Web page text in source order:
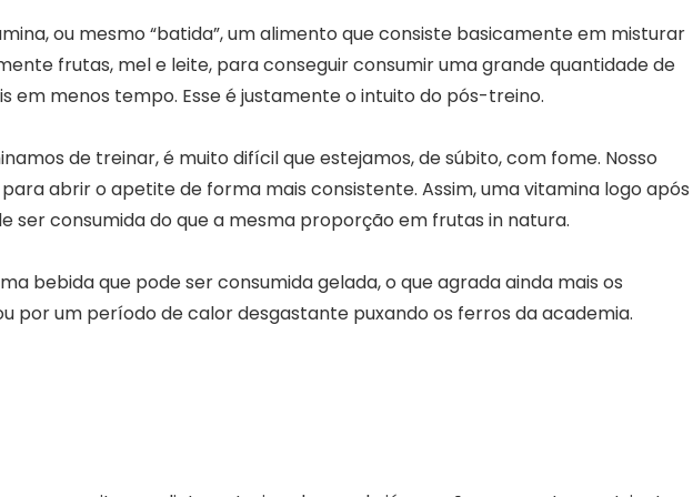
ou mesmo “batida”, um alimento que consiste basicamente em misturar
frutas, mel e leite, para conseguir consumir uma grande quantidade de
em menos tempo. Esse é justamente o intuito do pós-treino.
de treinar, é muito difícil que estejamos, de súbito, com fome. Nosso
abrir o apetite de forma mais consistente. Assim, uma vitamina logo
ser consumida do que a mesma proporção em frutas in natura.
bebida que pode ser consumida gelada, o que agrada ainda mais os
por um período de calor desgastante puxando os ferros da academia.